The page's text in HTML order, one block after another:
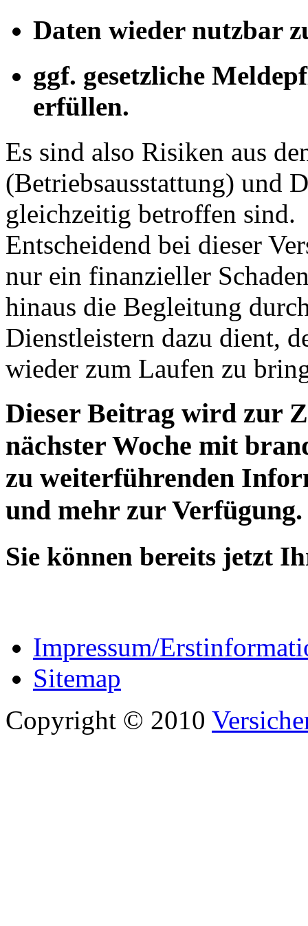
Daten wieder nutzbar
ggf. gesetzliche
erfüllen.
Es sind also Risiken aus
(Betriebsausstattung) und
gleichzeitig betroffen sind.
Entscheidend bei dieser
nur ein finanzieller
hinaus die Begleitung
Dienstleistern dazu dient,
wieder zum Laufen zu
Dieser Beitrag wird zur
nächster Woche mit
zu weiterführenden
und mehr zur Verfügung.
Sie können bereits jetzt
Impressum/
Sitemap
Copyright © 2010